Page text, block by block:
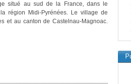
situé au sud de la France, dans le
région Midi-Pyrénées. Le village de
et au canton de Castelnau-Magnoac.